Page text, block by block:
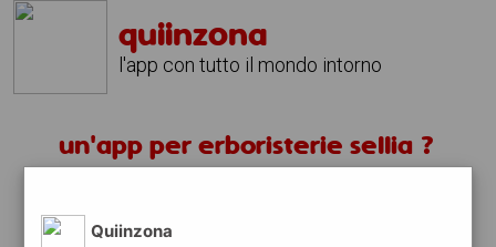
quiinzona
l'app con tutto il mondo intorno
un'app per erboristerie sellia ?
Quiinzona